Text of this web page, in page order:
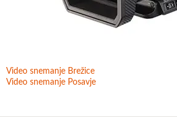
Video snemanje Brežice
Video snemanje Posavje